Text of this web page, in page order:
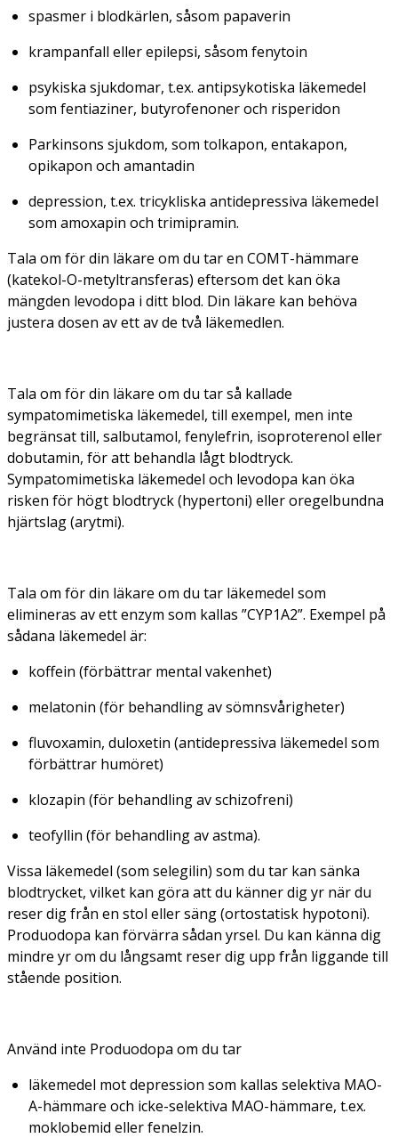
spasmer i blodkärlen, såsom papaverin
krampanfall eller epilepsi, såsom fenytoin
psykiska sjukdomar, t.ex. antipsykotiska läkemedel
som fentiaziner, butyrofenoner och risperidon
Parkinsons sjukdom, som tolkapon, entakapon,
opikapon och amantadin
depression, t.ex. tricykliska antidepressiva läkemedel
som amoxapin och trimipramin.
Tala om för din läkare om du tar en COMT-hämmare
(katekol-O-metyltransferas) eftersom det kan öka
mängden levodopa i ditt blod. Din läkare kan behöva
justera dosen av ett av de två läkemedlen.
Tala om för din läkare om du tar så kallade
sympatomimetiska läkemedel, till exempel, men inte
begränsat till, salbutamol, fenylefrin, isoproterenol eller
dobutamin, för att behandla lågt blodtryck.
Sympatomimetiska läkemedel och levodopa kan öka
risken för högt blodtryck (hypertoni) eller oregelbundna
hjärtslag (arytmi).
Tala om för din läkare om du tar läkemedel som
elimineras av ett enzym som kallas ”CYP1A2”. Exempel på
sådana läkemedel är:
koffein (förbättrar mental vakenhet)
melatonin (för behandling av sömnsvårigheter)
fluvoxamin, duloxetin (antidepressiva läkemedel som
förbättrar humöret)
klozapin (för behandling av schizofreni)
teofyllin (för behandling av astma).
Vissa läkemedel (som selegilin) som du tar kan sänka
blodtrycket, vilket kan göra att du känner dig yr när du
reser dig från en stol eller säng (ortostatisk hypotoni).
Produodopa kan förvärra sådan yrsel. Du kan känna dig
mindre yr om du långsamt reser dig upp från liggande till
stående position.
Använd inte Produodopa om du tar
läkemedel mot depression som kallas selektiva MAO-
A-hämmare och icke-selektiva MAO-hämmare, t.ex.
moklobemid eller fenelzin.